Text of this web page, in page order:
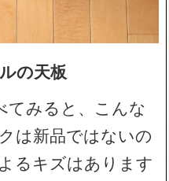
の天板
てみると、こんな
は新品ではないの
るキズはあります